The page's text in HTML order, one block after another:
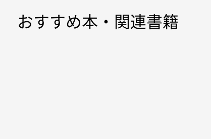
おすすめ本・関連書籍